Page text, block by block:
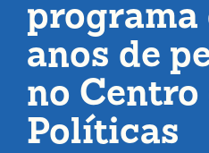
programa
anos de
no Centro
Políticas